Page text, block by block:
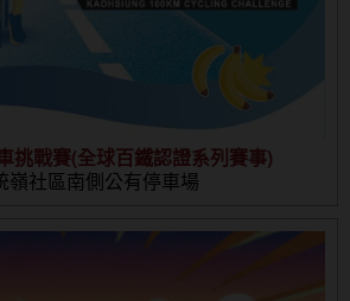
挑戰賽(全球百鐵認證系列賽事)
嶺社區南側公有停車場